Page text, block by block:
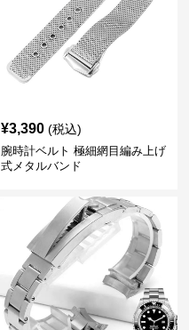
¥3,390 (税込)
腕時計ベルト 極細網目編み上げ
式メタルバンド